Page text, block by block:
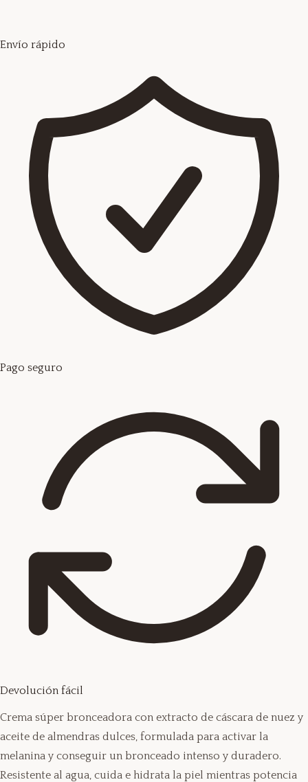
Envío rápido
Pago seguro
Devolución fácil
Crema súper bronceadora con extracto de cáscara de nuez y
aceite de almendras dulces, formulada para activar la
melanina y conseguir un bronceado intenso y duradero.
Resistente al agua, cuida e hidrata la piel mientras potencia